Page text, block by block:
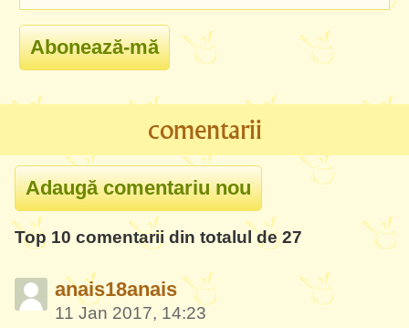
comentarii
Top 10 comentarii din totalul de 27
anais18anais
11 Jan 2017, 14:23